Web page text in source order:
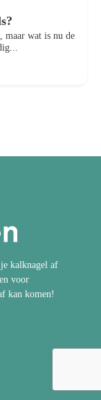
maar wat is nu de
kalknagel af
voor
kan komen!